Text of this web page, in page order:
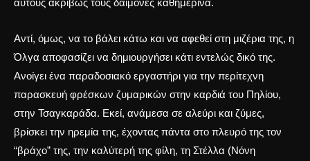
αυτούς ακριβώς τους δαίμονες καθημερινά.
Αντί, όμως, να το βάλει κάτω και να αφεθεί στη μιζέρια της, η
Όλγα αποφασίζει να δημιουργήσει κάτι εντελώς δικό της.
Ανοίγει ένα παραδοσιακό εργαστήρι για την περίτεχνη
παρασκευή φρέσκων ζυμαρικών στην καρδιά του Πηλίου,
στην Τσαγκαράδα. Εκεί, ανάμεσα σε αλεύρι και ζύμες,
βρίσκει την ηρεμία της, έχοντας πάντα στο πλευρό της τον
“βράχο” της, την καλύτερή της φίλη, τη Στέλλα (Νόνη